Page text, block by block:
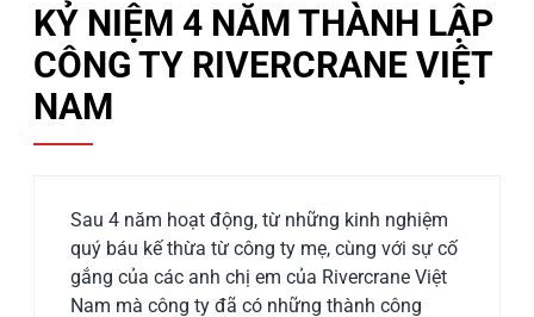
KỶ NIỆM 4 NĂM THÀNH LẬP
CÔNG TY RIVERCRANE VIỆT
NAM
Sau 4 năm hoạt động, từ những kinh nghiệm
quý báu kế thừa từ công ty mẹ, cùng với sự cố
gắng của các anh chị em của Rivercrane Việt
Nam mà công ty đã có những thành công